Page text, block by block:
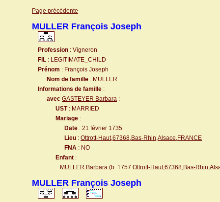
Page précédente
MULLER François Joseph
Profession : Vigneron
FIL : LEGITIMATE_CHILD
Prénom : François Joseph
Nom de famille : MULLER
Informations de famille :
avec GASTEYER Barbara :
UST: MARRIED
Mariage :
Date : 21 février 1735
Lieu : Ottrott-Haut,67368,Bas-Rhin,Alsace,FRANCE
FNA : NO
Enfant :
MULLER Barbara (b. 1757 Ottrott-Haut,67368,Bas-
MULLER François Joseph